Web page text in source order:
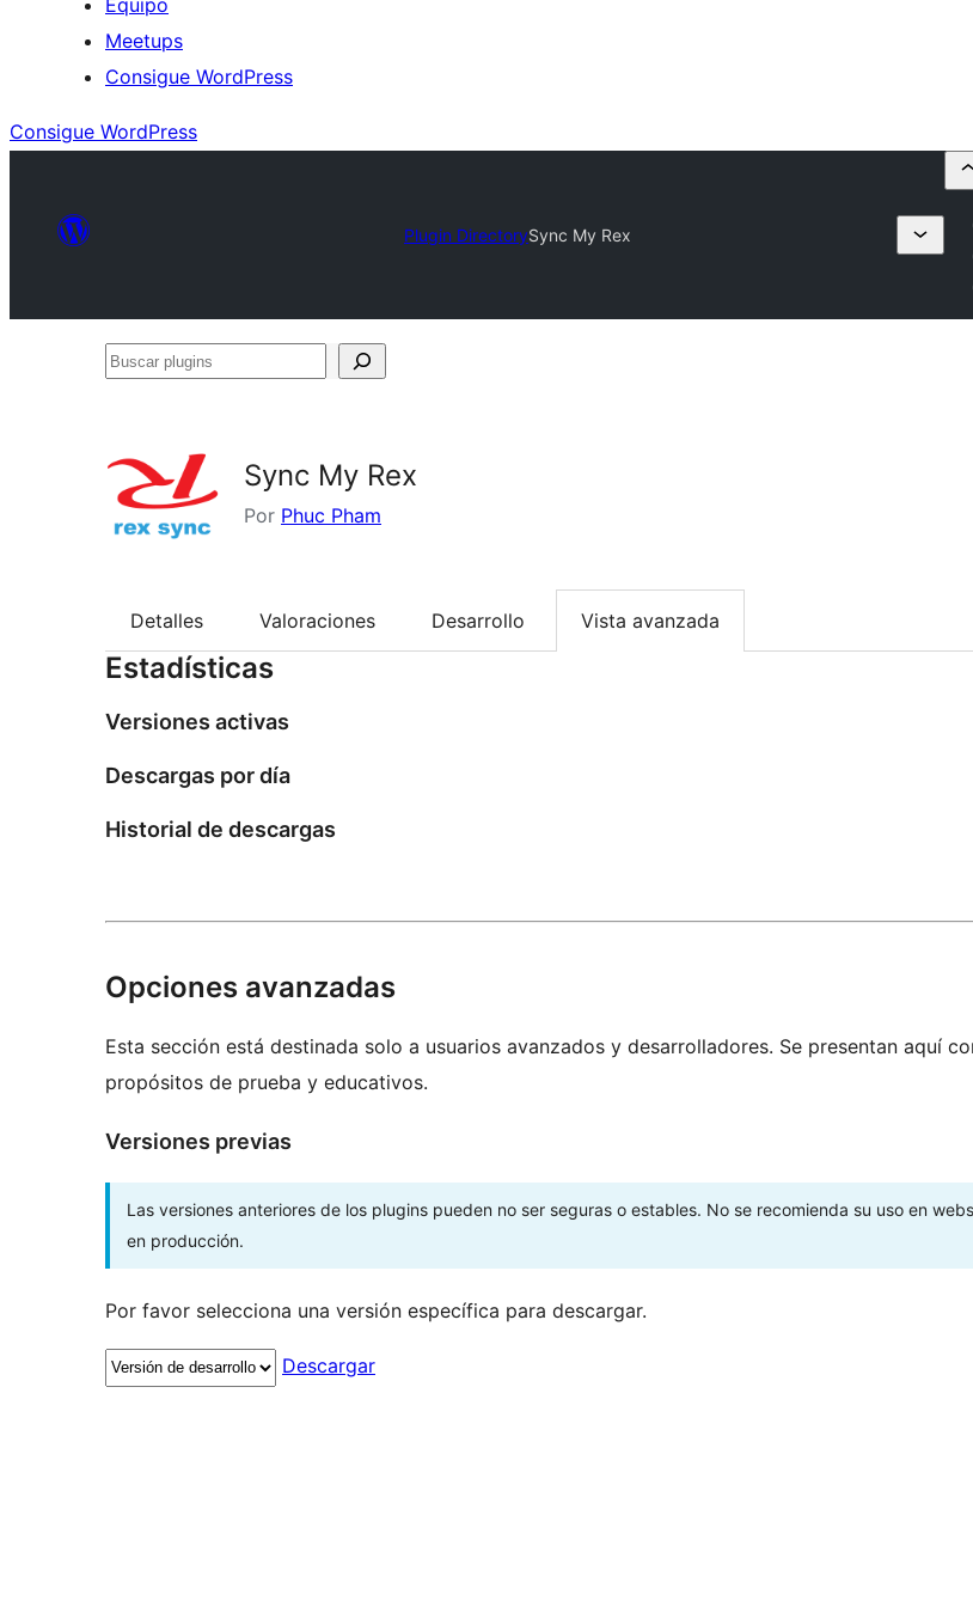
Equipo
Meetups
Consigue WordPress
Consigue WordPress
Plugin DirectorySync My Rex
Buscar
Sync My Rex
Por Phuc Pham
Detalles Valoraciones Desarrollo Vista avanzada
Estadísticas
Versiones activas
Descargas por día
Historial de descargas
Opciones avanzadas
Esta sección está destinada solo a usuarios avanzados y desarrolladores. Se presentan aquí
propósitos de prueba y educativos.
Versiones previas
Las versiones anteriores de los plugins pueden no ser seguras o estables. No se recomienda su uso en webs
en producción.
Por favor selecciona una versión específica para descargar.
Descargar